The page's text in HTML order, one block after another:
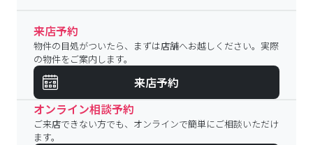
来店予約
物件の目処がついたら、まずは店舗へお越しください。実際
の物件をご案内します。
来店予約
オンライン相談予約
ご来店できない方でも、オンラインで簡単にご相談いただけ
ます。